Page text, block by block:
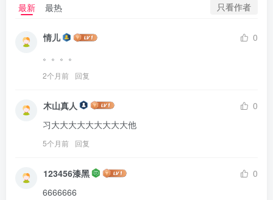
最新 最热 只看作者
情儿
0
。。。。
2个月前 回复
木山真人
0
习大大大大大大大大大他
5个月前 回复
123456漆黑
0
6666666